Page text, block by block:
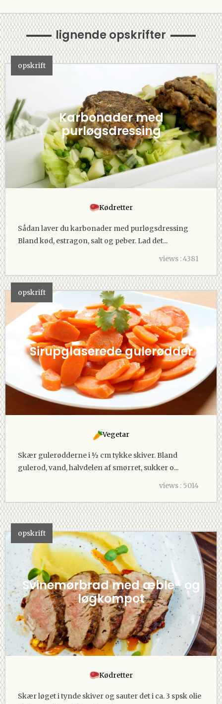
lignende opskrifter
opskrift
Karbonader med
purløgsdressing
Kødretter
Sådan laver du karbonader med purløgsdressing
Bland kød, estragon, salt og peber. Lad det...
views : 4381
opskrift
Sirupglaserede gulerødder
Vegetar
Skær gulerødderne i ½ cm tykke skiver. Bland
gulerod, vand, halvdelen af smørret, sukker o...
views : 5014
opskrift
Svinemørbrad med æble- og
løgkompot
Kødretter
Skær løget i tynde skiver og sauter det i ca. 3 spsk olie